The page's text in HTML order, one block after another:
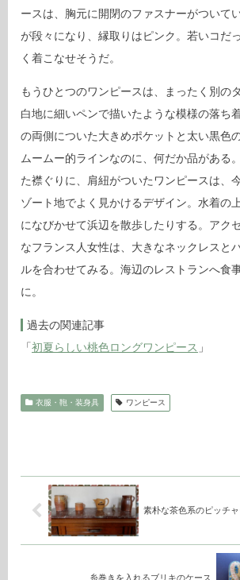
ースは、胸元に開閉のファスナーがついて
が段々になり、縁取りはピンク。若いコだ
く着こなせそうだ。
もうひとつのワンピースは、まったく別の
白地に細いペンで描いたような模様の落ち
の両側についた大きめポケットと太い黒色
ムームー的ラインなのに、何だか品がある
た襟ぐりに、肩紐がついたワンピースは、
ゾート地でよく見かけるデザイン。水着の
になびかせて浜辺を散歩したりする。アク
なフランス人女性は、大きなネックレスと
ルを合わせてみる。海辺のレストランへ食
に。
過去の関連記事
「初夏らしい桃色ロングワンピース 」
衣服・鞄・装身具 ワンピース
素朴な茶色系のピッチャ
糸巻きを入れるブリキのケース